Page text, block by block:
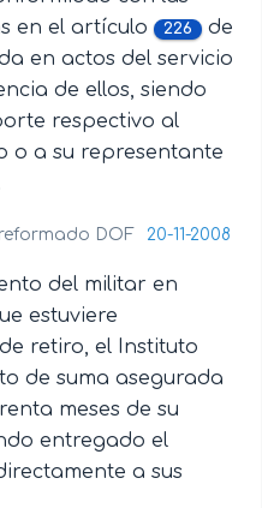
en el artículo 226
de
en actos del servicio
de ellos, siendo
respectivo al
o a su representante
DOF 20-11-2008
del militar en
estuviere
retiro, el Instituto
de suma asegurada
meses de su
entregado el
a sus